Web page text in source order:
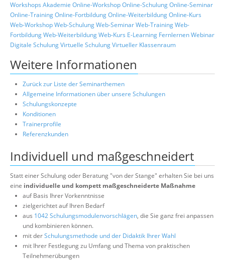
Workshops Akademie Online-WorkshopOnline-SchulungOnline-Seminar
Online-TrainingOnline-FortbildungOnline-WeiterbildungOnline-Kurs
Web-WorkshopWeb-SchulungWeb-SeminarWeb-TrainingWeb-
FortbildungWeb-WeiterbildungWeb-Kurs E-Learning FernlernenWebinar
Digitale SchulungVirtuelle SchulungVirtueller Klassenraum
Weitere Informationen
Zurück zur Liste der Seminarthemen
Allgemeine Informationen über unsere Schulungen
Schulungskonzepte
Konditionen
Trainerprofile
Referenzkunden
Individuell und maßgeschneidert
Statt einer Schulung oder Beratung "von der Stange" erhalten Sie bei uns
eine individuelle und kompett maßgeschneiderte Maßnahme
auf Basis Ihrer Vorkenntnisse
zielgerichtet auf Ihren Bedarf
aus 1042 Schulungsmodulenvorschlägen, die Sie ganz frei anpassen
und kombinieren können.
mit derSchulungsmethode und der Didaktik Ihrer Wahl
mit Ihrer Festlegung zu Umfang und Thema von praktischen
Teilnehmerübungen